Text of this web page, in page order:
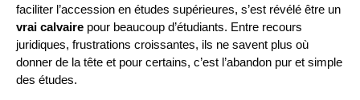
faciliter l’accession en études supérieures, s’est révélé être un
vrai calvaire pour beaucoup d’étudiants. Entre recours
juridiques, frustrations croissantes, ils ne savent plus où
donner de la tête et pour certains, c’est l’abandon pur et simple
des études.